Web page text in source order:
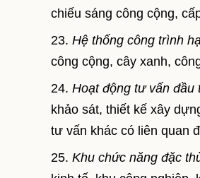
chiếu sáng công cộng,
23. Hệ thống công trình
công cộng, cây xanh,
24. Hoạt động tư vấn đầu
khảo sát, thiết kế xây
tư vấn khác có liên quan
25. Khu chức năng đặc